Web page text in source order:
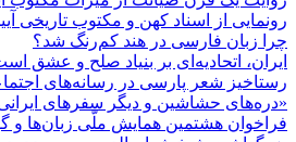
چرا زبان فارسی در هند کم‌رنگ شد؟
ایران، اتحادیه‌ای بر بنیاد صلح و عشق است
رستاخیز شعر پارسی در رسانه‌های
«دره‌های حشاشین و دیگر سفرهای
فراخوان هشتمین همایش ملّی زبان‌ها و
بزرگداشت شیخ شهاب‌الدین سهروردی در